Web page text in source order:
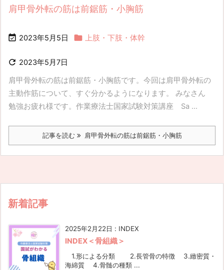
肩甲骨外転の筋は前鋸筋・小胸筋
 2023年5月5日  上肢・下肢・体幹
 2023年5月7日
肩甲骨外転の筋は前鋸筋・小胸筋です。今回は肩甲骨外転の
主動作筋について、すぐ分かるようになります。 みなさん
勉強お疲れ様です。作業療法士国家試験対策講座 Sa ...
記事を読む 肩甲骨外転の筋は前鋸筋・小胸筋
新着記事
2025年2月22日 : INDEX
INDEX＜骨組織＞
1.形による分類 2.長管骨の特徴 3.緻密質・
海綿質 4.骨髄の種類 ...